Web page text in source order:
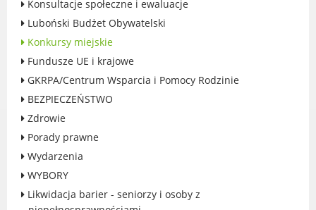
MIASTO LUBOŃ
Władze Miasta
Przemysłowej
Śladami historii Lubonia
Kultura
Konsultacje społeczne i ewaluacje
Luboński Budżet Obywatelski
Konkursy miejskie
Fundusze UE i krajowe
GKRPA/Centrum Wsparcia i Pomocy Rodzinie
BEZPIECZEŃSTWO
Zdrowie
Porady prawne
Wydarzenia
WYBORY
Likwidacja barier - seniorzy i osoby z